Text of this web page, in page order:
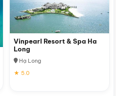
Vinpearl Resort & Spa Ha
Long
Hạ Long
★ 5.0